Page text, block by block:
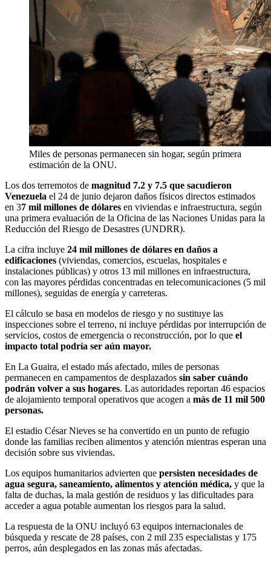
Miles de personas permanecen sin hogar, según primera
estimación de la ONU.
Los dos terremotos de magnitud 7.2 y 7.5 que sacudieron
Venezuela el 24 de junio dejaron daños físicos directos estimados
en 37 mil millones de dólares en viviendas e infraestructura, según
una primera evaluación de la Oficina de las Naciones Unidas para la
Reducción del Riesgo de Desastres (UNDRR).
La cifra incluye 24 mil millones de dólares en daños a
edificaciones (viviendas, comercios, escuelas, hospitales e
instalaciones públicas) y otros 13 mil millones en infraestructura,
con las mayores pérdidas concentradas en telecomunicaciones (5 mil
millones), seguidas de energía y carreteras.
El cálculo se basa en modelos de riesgo y no sustituye las
inspecciones sobre el terreno, ni incluye pérdidas por interrupción de
servicios, costos de emergencia o reconstrucción, por lo que el
impacto total podría ser aún mayor.
En La Guaira, el estado más afectado, miles de personas
permanecen en campamentos de desplazados sin saber cuándo
podrán volver a sus hogares. Las autoridades reportan 46 espacios
de alojamiento temporal operativos que acogen a más de 11 mil 500
personas.
El estadio César Nieves se ha convertido en un punto de refugio
donde las familias reciben alimentos y atención mientras esperan una
decisión sobre sus viviendas.
Los equipos humanitarios advierten que persisten necesidades de
agua segura, saneamiento, alimentos y atención médica, y que la
falta de duchas, la mala gestión de residuos y las dificultades para
acceder a agua potable aumentan los riesgos para la salud.
La respuesta de la ONU incluyó 63 equipos internacionales de
búsqueda y rescate de 28 países, con 2 mil 235 especialistas y 175
perros, aún desplegados en las zonas más afectadas.